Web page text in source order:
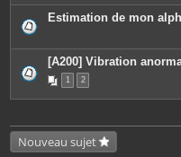
Estimation de mon
[A200] Vibration
1 2
Nouveau sujet